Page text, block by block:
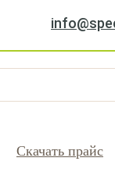
Скачать прайс